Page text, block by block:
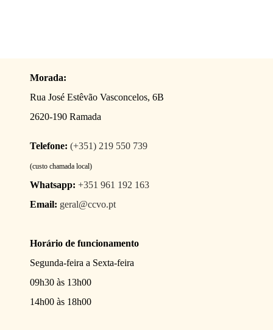
Morada:
Rua José Estêvão Vasconcelos, 6B
2620-190 Ramada
Telefone: (+351) 219 550 739
(custo chamada local)
Whatsapp: +351 961 192 163
Email: geral@ccvo.pt
Horário de funcionamento
Segunda-feira a Sexta-feira
09h30 às 13h00
14h00 às 18h00